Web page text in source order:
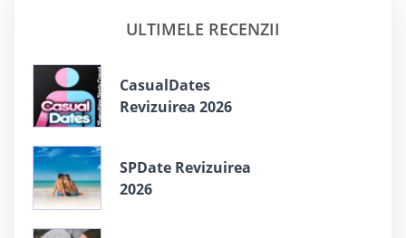
ULTIMELE RECENZII
СasualDates
Revizuirea 2026
SPDate Revizuirea
2026